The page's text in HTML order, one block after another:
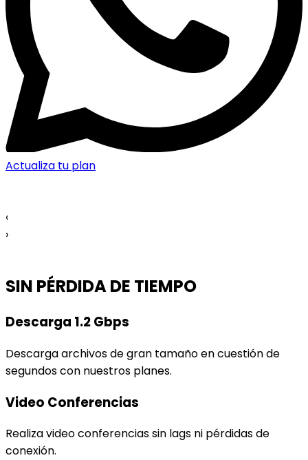
Actualiza tu plan
‹
›
SIN PÉRDIDA DE TIEMPO
Descarga 1.2 Gbps
Descarga archivos de gran tamaño en cuestión de
segundos con nuestros planes.
Video Conferencias
Realiza video conferencias sin lags ni pérdidas de
conexión.